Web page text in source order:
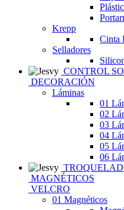
Krepp
Cinta
Selladores
CONTROL
DECORACIÓN
Láminas
01
02
03
04
05
06
MAGNÉTICOS
VELCRO
01 Magnéticos